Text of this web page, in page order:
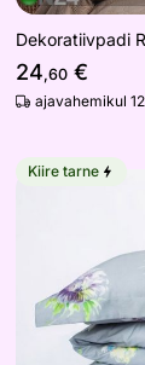
Dekoratiivpadi
24,60 €
ajavahemikul
Kiire tarne